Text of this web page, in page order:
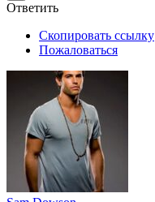
Ответить
Скопировать ссылку
Пожаловаться